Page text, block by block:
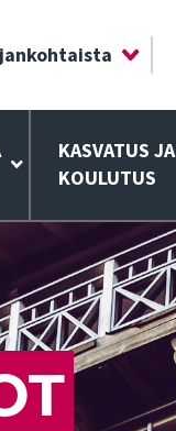
KASVATUS JA
KOULUTUS